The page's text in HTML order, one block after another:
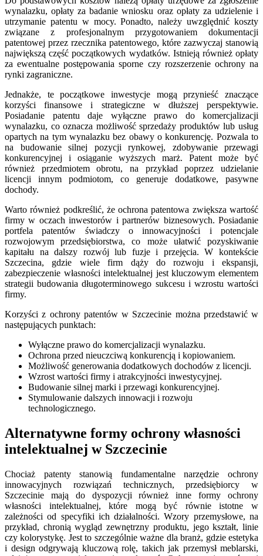
wynalazku, opłaty za badanie wniosku oraz opłaty za udzielenie i
utrzymanie patentu w mocy. Ponadto, należy uwzględnić koszty
związane z profesjonalnym przygotowaniem dokumentacji
patentowej przez rzecznika patentowego, które zazwyczaj stanowią
największą część początkowych wydatków. Istnieją również opłaty
za ewentualne postępowania sporne czy rozszerzenie ochrony na
rynki zagraniczne.
Jednakże, te początkowe inwestycje mogą przynieść znaczące
korzyści finansowe i strategiczne w dłuższej perspektywie.
Posiadanie patentu daje wyłączne prawo do komercjalizacji
wynalazku, co oznacza możliwość sprzedaży produktów lub usług
opartych na tym wynalazku bez obawy o konkurencję. Pozwala to
na budowanie silnej pozycji rynkowej, zdobywanie przewagi
konkurencyjnej i osiąganie wyższych marż. Patent może być
również przedmiotem obrotu, na przykład poprzez udzielanie
licencji innym podmiotom, co generuje dodatkowe, pasywne
dochody.
Warto również podkreślić, że ochrona patentowa zwiększa wartość
firmy w oczach inwestorów i partnerów biznesowych. Posiadanie
portfela patentów świadczy o innowacyjności i potencjale
rozwojowym przedsiębiorstwa, co może ułatwić pozyskiwanie
kapitału na dalszy rozwój lub fuzje i przejęcia. W kontekście
Szczecina, gdzie wiele firm dąży do rozwoju i ekspansji,
zabezpieczenie własności intelektualnej jest kluczowym elementem
strategii budowania długoterminowego sukcesu i wzrostu wartości
firmy.
Korzyści z ochrony patentów w Szczecinie można przedstawić w
następujących punktach:
Wyłączne prawo do komercjalizacji wynalazku.
Ochrona przed nieuczciwą konkurencją i kopiowaniem.
Możliwość generowania dodatkowych dochodów z licencji.
Wzrost wartości firmy i atrakcyjności inwestycyjnej.
Budowanie silnej marki i przewagi konkurencyjnej.
Stymulowanie dalszych innowacji i rozwoju
technologicznego.
Alternatywne formy ochrony własności
intelektualnej w Szczecinie
Chociaż patenty stanowią fundamentalne narzędzie ochrony
innowacyjnych rozwiązań technicznych, przedsiębiorcy w
Szczecinie mają do dyspozycji również inne formy ochrony
własności intelektualnej, które mogą być równie istotne w
zależności od specyfiki ich działalności. Wzory przemysłowe, na
przykład, chronią wygląd zewnętrzny produktu, jego kształt, linie
czy kolorystykę. Jest to szczególnie ważne dla branż, gdzie estetyka
i design odgrywają kluczową rolę, takich jak przemysł meblarski,